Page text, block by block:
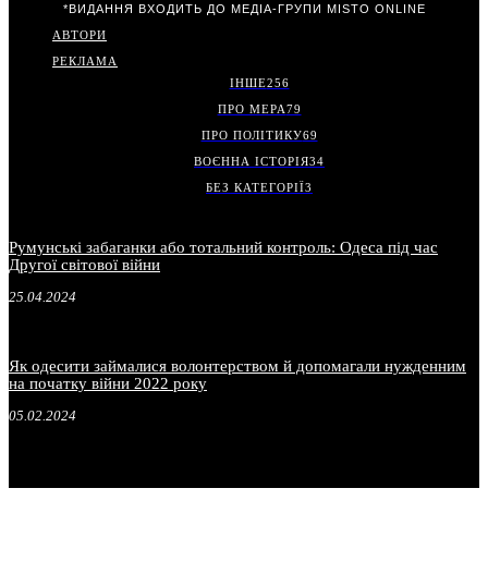
*ВИДАННЯ ВХОДИТЬ ДО МЕДІА-ГРУПИ MISTO ONLINE
АВТОРИ
РЕКЛАМА
ІНШЕ256
ПРО МЕРА79
ПРО ПОЛІТИКУ69
ВОЄННА ІСТОРІЯ34
БЕЗ КАТЕГОРІЇ3
Румунські забаганки або тотальний контроль: Одеса під час
Другої світової війни
25.04.2024
Як одесити займалися волонтерством й допомагали нужденним
на початку війни 2022 року
05.02.2024